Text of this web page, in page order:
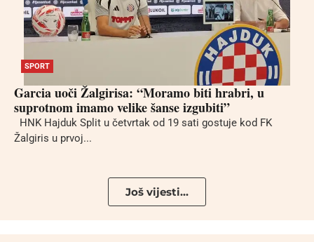
SPORT
Garcia uoči Žalgirisa: “Moramo biti hrabri, u
suprotnom imamo velike šanse izgubiti”
HNK Hajduk Split u četvrtak od 19 sati gostuje kod FK
Žalgiris u prvoj...
Još vijesti...